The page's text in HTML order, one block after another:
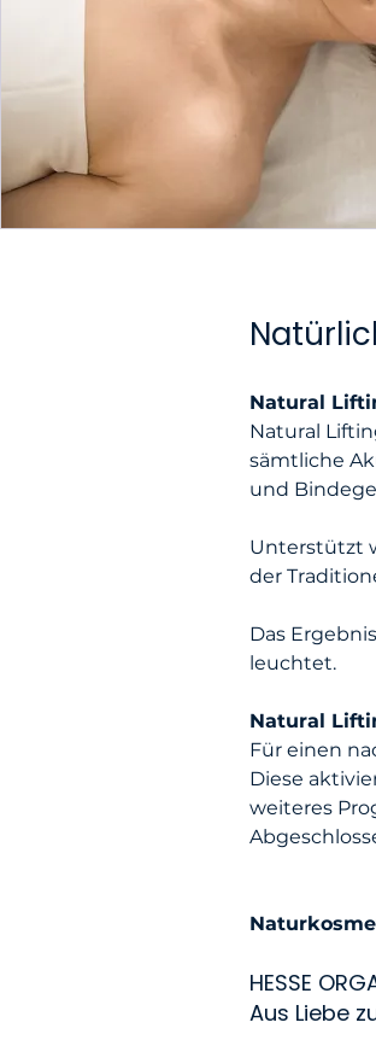
Natural
Natural
sämtliche
und
Unterstützt
der
Das
leuchtet.
Natural
Für einen
Diese
weiteres
HESSE
Aus Liebe